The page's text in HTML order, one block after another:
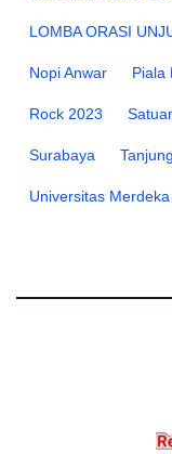
LOMBA ORASI
Nopi Anwar Piala
Rock 2023
Surabaya
Universitas Merdeka